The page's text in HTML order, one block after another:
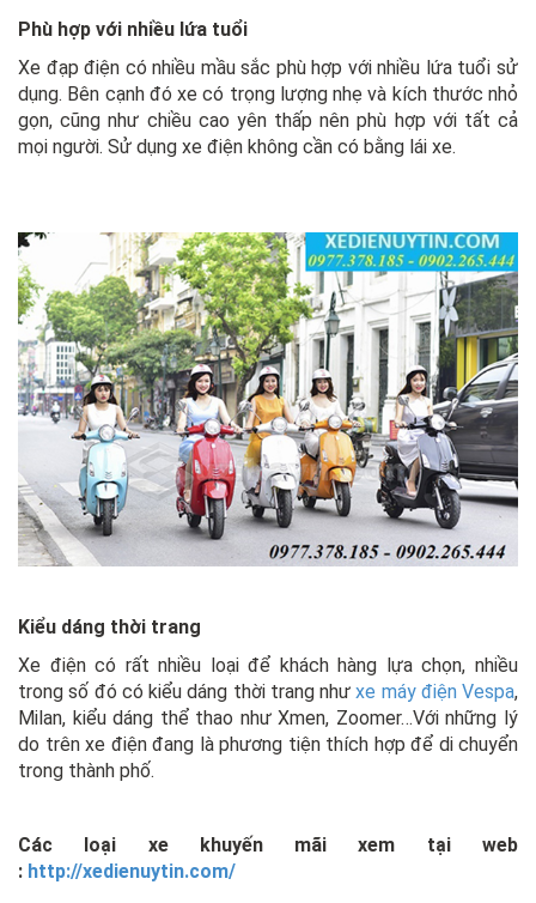
Phù hợp với nhiều lứa tuổi
Xe đạp điện có nhiều mầu sắc phù hợp với nhiều lứa tuổi sử
dụng. Bên cạnh đó xe có trọng lượng nhẹ và kích thước nhỏ
gọn, cũng như chiều cao yên thấp nên phù hợp với tất cả
mọi người. Sử dụng xe điện không cần có bằng lái xe.
Kiểu dáng thời trang
Xe điện có rất nhiều loại để khách hàng lựa chọn, nhiều
trong số đó có kiểu dáng thời trang nhưxe máy điện Vespa,
Milan, kiểu dáng thể thao như Xmen, Zoomer…Với những lý
do trên xe điện đang là phương tiện thích hợp để di chuyển
trong thành phố.
Các loại xe khuyến mãi xem tại web
: http://xedienuytin.com/